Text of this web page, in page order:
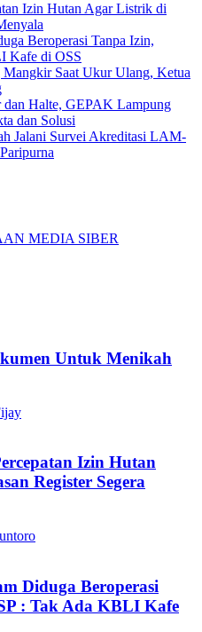
Izin Hutan Agar Listrik di
Beroperasi Tanpa Izin,
Kafe di OSS
Saat Ukur Ulang, Ketua
Halte, GEPAK Lampung
dan Solusi
Jalani Survei Akreditasi LAM-
MEDIA SIBER
Untuk Menikah
Izin Hutan
Register Segera
Diduga Beroperasi
: Tak Ada KBLI Kafe